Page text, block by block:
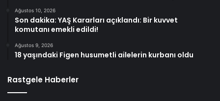
Ağustos 10, 2026
Son dakika: YAŞ Kararları açıklandı: Bir kuvvet
komutanı emekli edildi!
Ağustos 9, 2026
18 yaşındaki Figen husumetli ailelerin kurbanı oldu
Rastgele Haberler